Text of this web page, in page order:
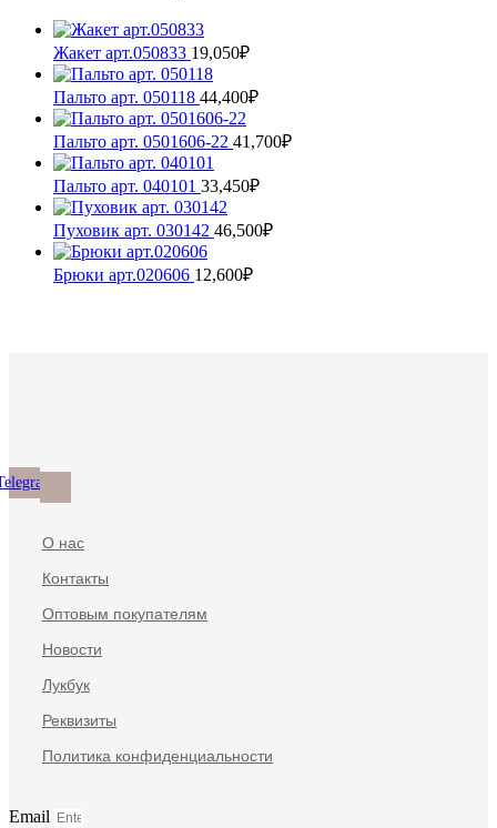
Жакет арт.050833 19,050₽
Этот
товар
имеет
несколько
вариаций.
Опции
можно
выбрать
на
странице
товара.
Пальто арт. 050118 44,400₽
Пальто арт. 0501606-22 41,700₽
Этот
товар
имеет
несколько
вариаций.
Опции
можно
Пальто арт. 040101 33,450₽
Этот
товар
имеет
несколько
вариаций.
Пуховик арт. 030142 46,500₽
Этот
товар
имеет
Брюки арт.020606 12,600₽
странице
О нас
Контакты
Оптовым покупателям
Новости
Лукбук
Реквизиты
Политика конфиденциальности
Email